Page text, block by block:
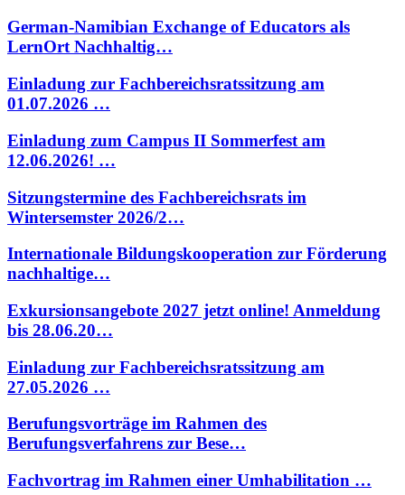
German-Namibian Exchange of Educators als
LernOrt Nachhaltig…
Einladung zur Fachbereichsratssitzung am
01.07.2026 …
Einladung zum Campus II Sommerfest am
12.06.2026! …
Sitzungstermine des Fachbereichsrats im
Wintersemster 2026/2…
Internationale Bildungskooperation zur Förderung
nachhaltige…
Exkursionsangebote 2027 jetzt online! Anmeldung
bis 28.06.20…
Einladung zur Fachbereichsratssitzung am
27.05.2026 …
Berufungsvorträge im Rahmen des
Berufungsverfahrens zur Bese…
Fachvortrag im Rahmen einer Umhabilitation …